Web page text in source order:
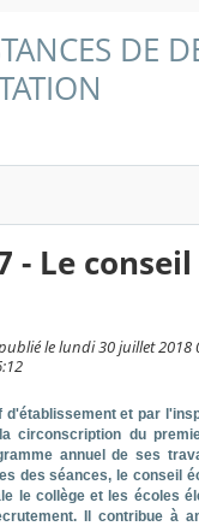
DE
- Le conseil
le lundi 30 juillet 2018
d'établissement et par
circonscription du
annuel de ses
des séances, le conseil
le collège et les écoles
Il contribue à